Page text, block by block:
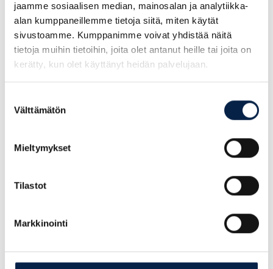
jaamme sosiaalisen median, mainosalan ja analytiikka-
alan kumppaneillemme tietoja siitä, miten käytät
sivustoamme. Kumppanimme voivat yhdistää näitä
tietoja muihin tietoihin, joita olet antanut heille tai joita on
kerätty, kun olet käyttänyt heidän palvelujaan.
valinta
Välttämätön
Mieltymykset
Tilastot
Markkinointi
Ominaisuus
Ulkoistettu
rekrytointi
(RPO)
Brändi
Toimii
Hinnoittelu
onnistumispalkkiot.